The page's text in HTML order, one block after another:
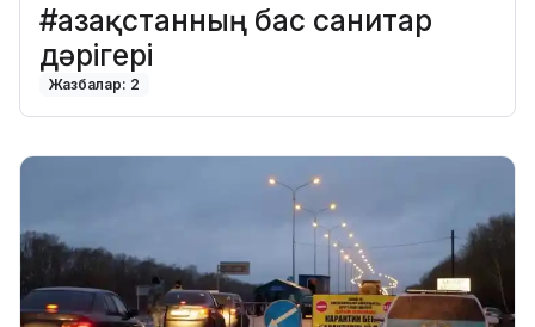
#Қазақстанның бас санитар
дәрігері
Жазбалар: 2